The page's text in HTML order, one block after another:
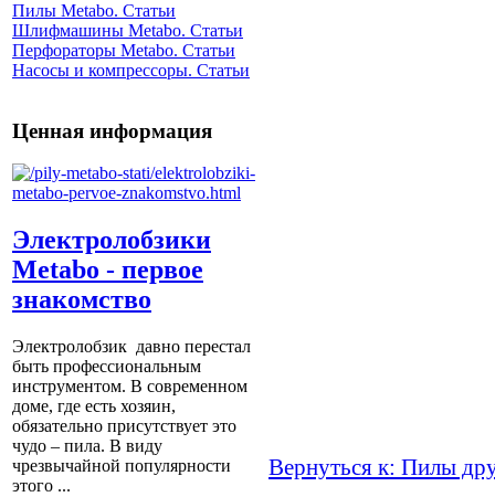
Пилы Metabo. Статьи
Шлифмашины Metabo. Статьи
Перфораторы Metabo. Статьи
Насосы и компрессоры. Статьи
Ценная информация
Электролобзики
Metabo - первое
знакомство
Электролобзик давно перестал
быть профессиональным
инструментом. В современном
доме, где есть хозяин,
обязательно присутствует это
чудо – пила. В виду
чрезвычайной популярности
этого ...
Вернуться к: Пилы